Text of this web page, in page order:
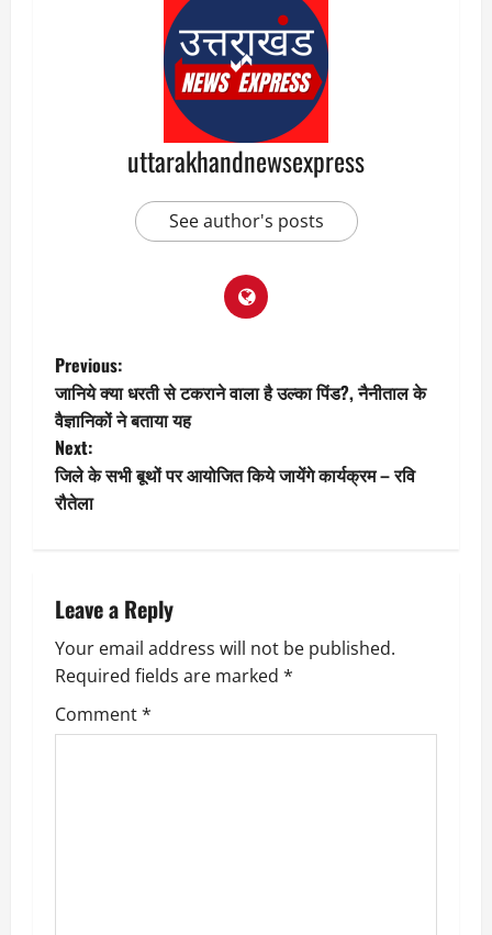
uttarakhandnewsexpress
See author's posts
P
o
s
t
a
v
i
g
Previous:
जानिये क्या धरती से टकराने वाला है उल्का पिंड?, नैनीताल के
वैज्ञानिकों ने बताया यह
Next:
जिले के सभी बूथों पर आयोजित किये जायेंगे कार्यक्रम – रवि
रौतेला
Leave a Reply
Your email address will not be published.
Required fields are marked *
Comment*